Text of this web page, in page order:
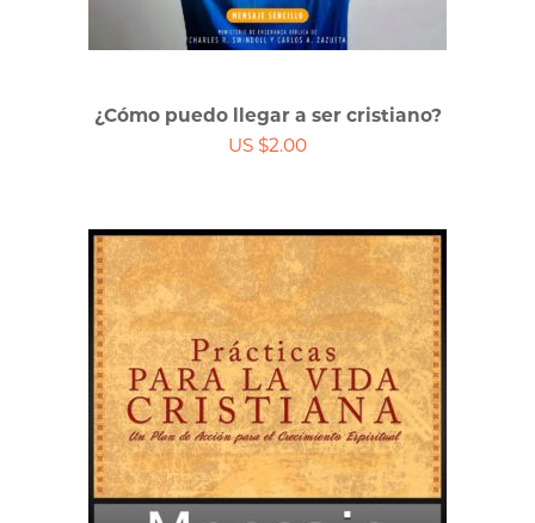
¿Cómo puedo llegar a ser cristiano?
US $2.00